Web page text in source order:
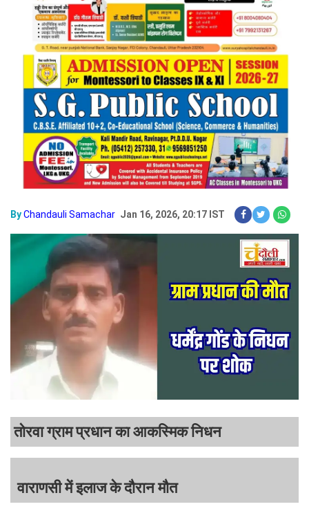
ByChandauli Samachar Jan 16, 2026, 20:17 IST
तोरवा ग्राम प्रधान का आकस्मिक निधन
वाराणसी में इलाज के दौरान मौत